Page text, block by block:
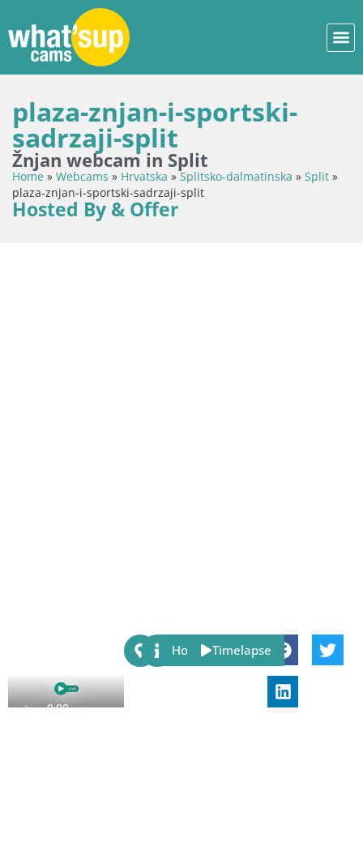
plaza-znjan-i-sportski-
sadrzaji-split
Žnjan webcam in Split
Home » Webcams » Hrvatska »Splitsko-dalmatinska » Split »
plaza-znjan-i-sportski-sadrzaji-split
Hosted By & Offer
Share:
Host Timelapse